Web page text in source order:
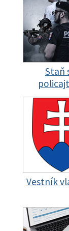
Staň
Vestník